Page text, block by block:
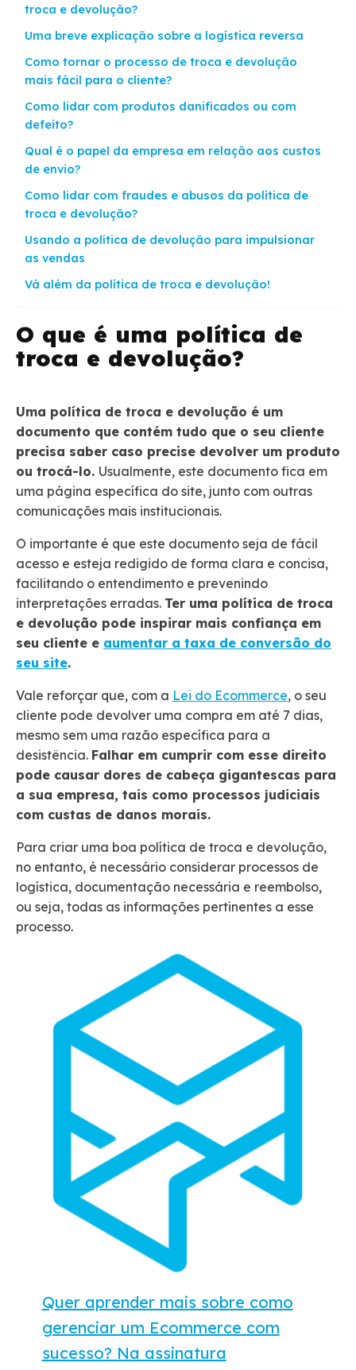
troca e devolução?
Uma breve explicação sobre a logística reversa
Como tornar o processo de troca e devolução
mais fácil para o cliente?
Como lidar com produtos danificados ou com
defeito?
Qual é o papel da empresa em relação aos custos
de envio?
Como lidar com fraudes e abusos da política de
troca e devolução?
Usando a política de devolução para impulsionar
as vendas
Vá além da política de troca e devolução!
O que é uma política de
troca e devolução?
Uma política de troca e devolução é um
documento que contém tudo que o seu cliente
precisa saber caso precise devolver um produto
ou trocá-lo. Usualmente, este documento fica em
uma página específica do site, junto com outras
comunicações mais institucionais.
O importante é que este documento seja de fácil
acesso e esteja redigido de forma clara e concisa,
facilitando o entendimento e prevenindo
interpretações erradas. Ter uma política de troca
e devolução pode inspirar mais confiança em
seu cliente e aumentar a taxa de conversão do
seu site.
Vale reforçar que, com a Lei do Ecommerce, o seu
cliente pode devolver uma compra em até 7 dias,
mesmo sem uma razão específica para a
desistência. Falhar em cumprir com esse direito
pode causar dores de cabeça gigantescas para
a sua empresa, tais como processos judiciais
com custas de danos morais.
Para criar uma boa política de troca e devolução,
no entanto, é necessário considerar processos de
logística, documentação necessária e reembolso,
ou seja, todas as informações pertinentes a esse
processo.
Quer aprender mais sobre como
gerenciar um Ecommerce com
sucesso? Na assinatura